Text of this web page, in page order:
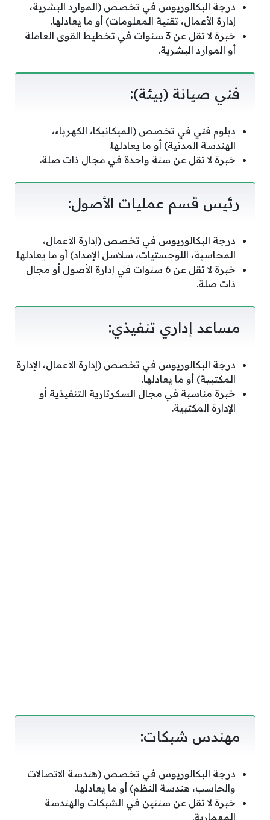
درجة البكالوريوس في تخصص (الموارد البشرية،
إدارة الأعمال، تقنية المعلومات) أو ما يعادلها.
خبرة لا تقل عن 3 سنوات في تخطيط القوى العاملة
أو الموارد البشرية.
فني صيانة (بيئة):
دبلوم فني في تخصص (الميكانيكا، الكهرباء،
الهندسة المدنية) أو ما يعادلها.
خبرة لا تقل عن سنة واحدة في مجال ذات صلة.
رئيس قسم عمليات الأصول:
درجة البكالوريوس في تخصص (إدارة الأعمال،
المحاسبة، اللوجستيات، سلاسل الإمداد) أو ما يعادلها.
خبرة لا تقل عن 6 سنوات في إدارة الأصول أو مجال
ذات صلة.
مساعد إداري تنفيذي:
درجة البكالوريوس في تخصص (إدارة الأعمال، الإدارة
المكتبية) أو ما يعادلها.
خبرة مناسبة في مجال السكرتارية التنفيذية أو
الإدارة المكتبية.
مهندس شبكات:
درجة البكالوريوس في تخصص (هندسة الاتصالات
والحاسب، هندسة النظم) أو ما يعادلها.
خبرة لا تقل عن سنتين في الشبكات والهندسة
المعمارية.